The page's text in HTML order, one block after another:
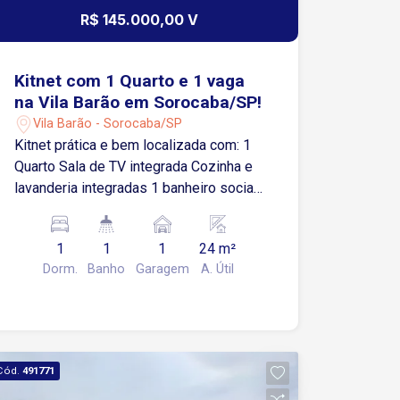
R$ 145.000,00 V
Kitnet com 1 Quarto e 1 vaga
na Vila Barão em Sorocaba/SP!
Vila Barão - Sorocaba/SP
Kitnet prática e bem localizada com: 1
Quarto Sala de TV integrada Cozinha e
lavanderia integradas 1 banheiro social
Localização estratégica: Fácil acesso à
Av. Dr. Afonso Vergueiro, Av. Gen.
Osório e demais vias principais.
1
Dorm.
1
Banho
1
Garagem
24 m²
A. Útil
491771